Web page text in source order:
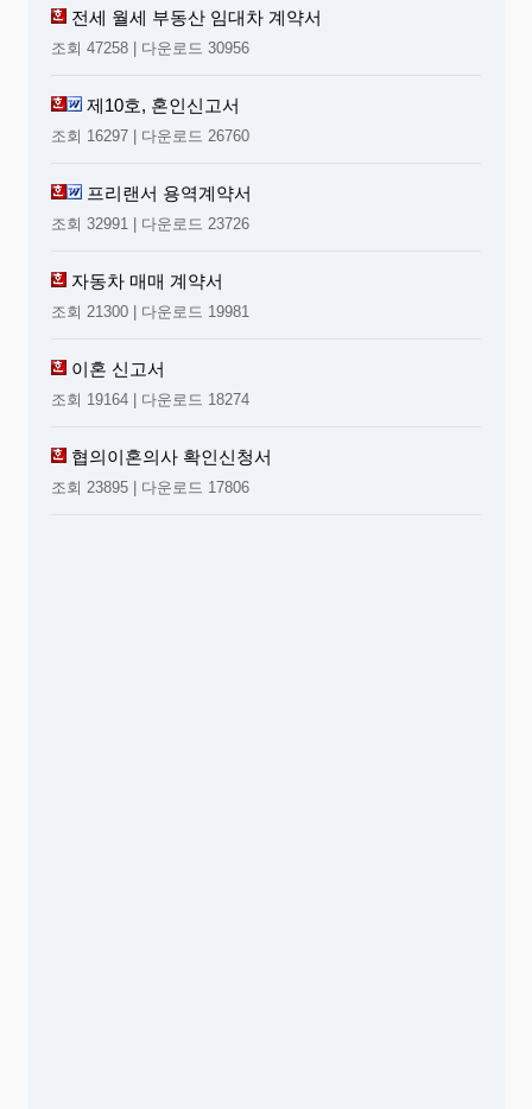
전세 월세 부동산 임대차 계약서
조회 47258 | 다운로드 30956
제10호, 혼인신고서
조회 16297 | 다운로드 26760
프리랜서 용역계약서
조회 32991 | 다운로드 23726
자동차 매매 계약서
조회 21300 | 다운로드 19981
이혼 신고서
조회 19164 | 다운로드 18274
협의이혼의사 확인신청서
조회 23895 | 다운로드 17806